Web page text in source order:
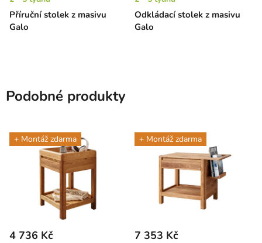
Příruční stolek z masivu
Galo
Odkládací stolek z masivu
Galo
Podobné produkty
+ Montáž zdarma
4 736 Kč
+ Montáž zdarma
7 353 Kč